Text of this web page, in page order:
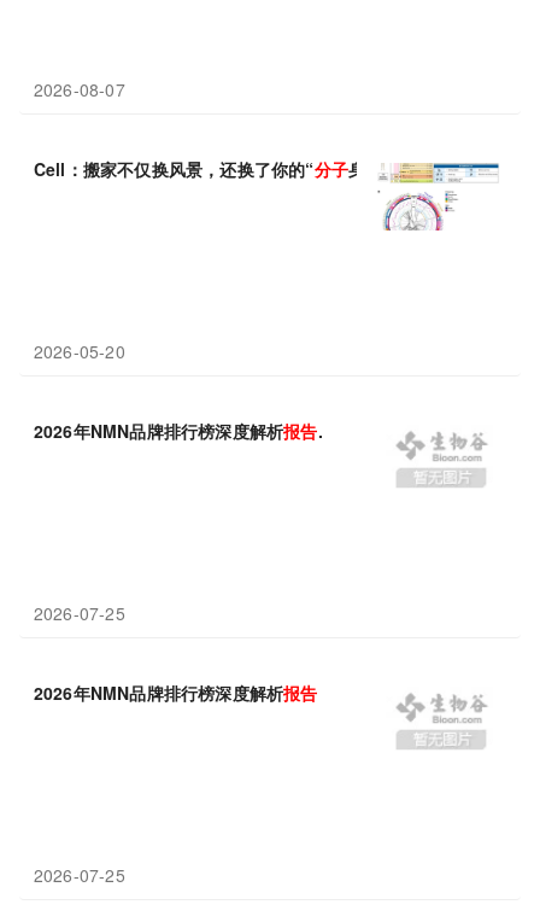
2026-08-07
Cell：搬家不仅换风景，还换了你的“分子身份”！322人的全球
2026-05-20
2026年NMN品牌排行榜深度解析报告.
2026-07-25
2026年NMN品牌排行榜深度解析报告
2026-07-25